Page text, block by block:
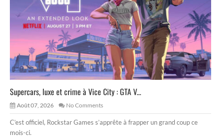
Supercars, luxe et crime à Vice City : GTA V...
Août 07, 2026 No Comments
C’est officiel, Rockstar Games s’apprête à frapper un grand coup ce
mois-ci.